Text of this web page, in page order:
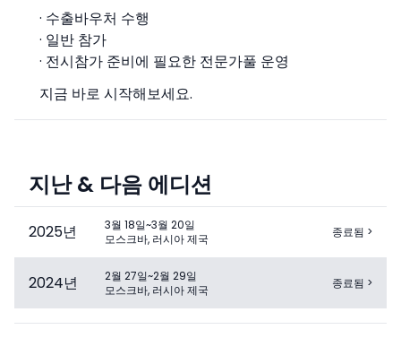
· 수출바우처 수행
· 일반 참가
· 전시참가 준비에 필요한 전문가풀 운영
지금 바로 시작해보세요.
지난 & 다음 에디션
2025년
3월 18일~3월 20일
모스크바, 러시아 제국
종료됨 >
2024년
2월 27일~2월 29일
모스크바, 러시아 제국
종료됨 >